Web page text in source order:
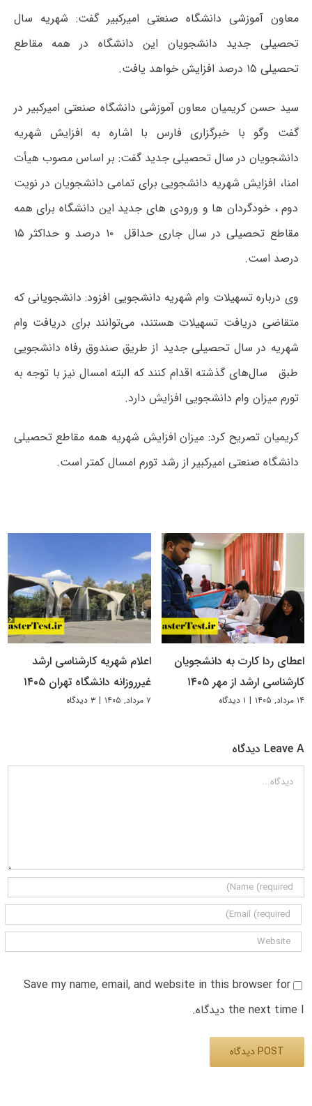
معاون آموزشی دانشگاه صنعتی امیرکبیر گفت: شهریه سال
تحصیلی جدید دانشجویان این دانشگاه در همه مقاطع
تحصیلی ۱۵ درصد افزایش خواهد یافت.
سید حسن کریمیان معاون آموزشی دانشگاه صنعتی امیرکبیر در
گفت وگو با خبرگزاری فارس با اشاره به افزایش شهریه
دانشجویان در سال تحصیلی جدید گفت: بر اساس مصوب هیأت
امنا، افزایش شهریه دانشجویی برای تمامی دانشجویان در نویت
دوم ، خودگردان ها و ورودی های جدید این دانشگاه برای همه
مقاطع تحصیلی در سال جاری حداقل ۱۰ درصد و حداکثر ۱۵
درصد است.
وی درباره تسهیلات وام شهریه دانشجویی افزود: دانشجویانی که
متقاضی دریافت تسهیلات هستند، می‌توانند برای دریافت وام
شهریه در سال تحصیلی جدید از طریق صندوق رفاه دانشجویی
طبق سال‌های گذشته اقدام کنند که البته امسال نیز با توجه به
تورم میزان وام دانشجویی افزایش دارد.
کریمیان تصریح کرد: میزان افزایش شهریه همه مقاطع تحصیلی
دانشگاه صنعتی امیرکبیر از رشد تورم امسال کمتر است.
اعطای ردا کارت به دانشجویان
کارشناسی ارشد از مهر ۱۴۰۵
۱۴ مرداد, ۱۴۰۵ | ۱ دیدگاه
اعلام شهریه کارشناسی ارشد
غیرروزانه دانشگاه تهران ۱۴۰۵
۷ مرداد, ۱۴۰۵ | ۳ دیدگاه
Leave A دیدگاه
دیدگاه
Save my name, email, and website in this browser for
the next time I دیدگاه.